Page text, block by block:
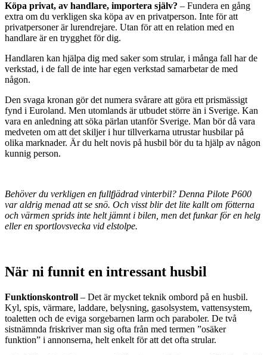
Köpa privat, av handlare, importera själv? – Fundera en gång
extra om du verkligen ska köpa av en privatperson. Inte för att
privatpersoner är lurendrejare. Utan för att en relation med en
handlare är en trygghet för dig.
Handlaren kan hjälpa dig med saker som strular, i många fall har de
verkstad, i de fall de inte har egen verkstad samarbetar de med
någon.
Den svaga kronan gör det numera svårare att göra ett prismässigt
fynd i Euroland. Men utomlands är utbudet större än i Sverige. Kan
vara en anledning att söka pärlan utanför Sverige. Man bör då vara
medveten om att det skiljer i hur tillverkarna utrustar husbilar på
olika marknader. Är du helt novis på husbil bör du ta hjälp av någon
kunnig person.
Behöver du verkligen en fullfjädrad vinterbil? Denna Pilote P600
var aldrig menad att se snö. Och visst blir det lite kallt om fötterna
och värmen sprids inte helt jämnt i bilen, men det funkar för en helg
eller en sportlovsvecka vid elstolpe.
När ni funnit en intressant husbil
Funktionskontroll – Det är mycket teknik ombord på en husbil.
Kyl, spis, värmare, laddare, belysning, gasolsystem, vattensystem,
toaletten och de eviga sorgebarnen larm och paraboler. De två
sistnämnda friskriver man sig ofta från med termen ”osäker
funktion” i annonserna, helt enkelt för att det ofta strular.